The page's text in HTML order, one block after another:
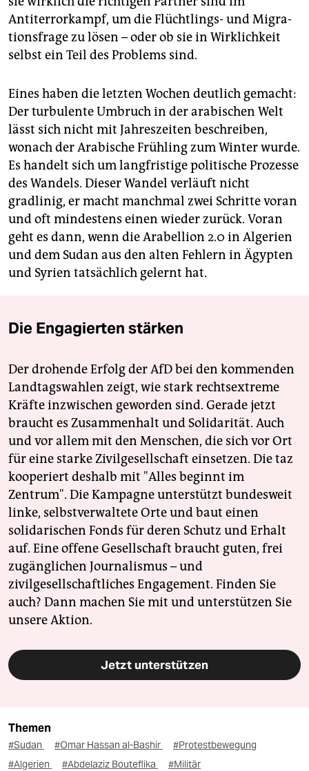
Antiterrorkampf, um die Flüchtlings- und Migra­
tionsfrage zu lösen – oder ob sie in Wirklichkeit
selbst ein Teil des Problems sind.
Eines haben die letzten Wochen deutlich gemacht:
Der turbulente Umbruch in der arabischen Welt
lässt sich nicht mit Jahreszeiten beschreiben,
wonach der Arabische Frühling zum Winter wurde.
Es handelt sich um langfristige politische Prozesse
des Wandels. Dieser Wandel verläuft nicht
gradlinig, er macht manchmal zwei Schritte voran
und oft mindestens einen wieder zurück. Voran
geht es dann, wenn die Arabellion 2.0 in Algerien
und dem Sudan aus den alten Fehlern in Ägypten
und Syrien tatsächlich gelernt hat.
Die Engagierten stärken
Der drohende Erfolg der AfD bei den kommenden
Landtagswahlen zeigt, wie stark rechtsextreme
Kräfte inzwischen geworden sind. Gerade jetzt
braucht es Zusammenhalt und Solidarität. Auch
und vor allem mit den Menschen, die sich vor Ort
für eine starke Zivilgesellschaft einsetzen. Die taz
kooperiert deshalb mit "Alles beginnt im
Zentrum". Die Kampagne unterstützt bundesweit
linke, selbstverwaltete Orte und baut einen
solidarischen Fonds für deren Schutz und Erhalt
auf. Eine offene Gesellschaft braucht guten, frei
zugänglichen Journalismus – und
zivilgesellschaftliches Engagement. Finden Sie
auch? Dann machen Sie mit und unterstützen Sie
unsere Aktion.
Jetzt unterstützen
Themen
#Sudan #Omar Hassan al-Bashir
#Protestbewegung
#Algerien
#Abdelaziz Bouteflika #Militär